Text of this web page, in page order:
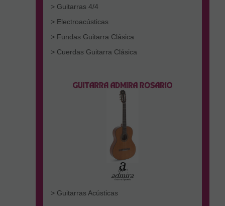
> Guitarras 4/4
> Electroacústicas
> Fundas Guitarra Clásica
> Cuerdas Guitarra Clásica
> Guitarras Acústicas